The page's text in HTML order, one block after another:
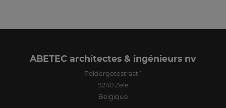
ABETEC architectes & ingénieurs nv
Poldergotestraat 1
9240 Zele
Belgique